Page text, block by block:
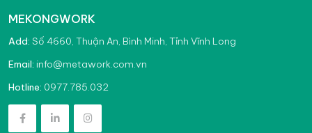
MEKONGWORK
Add: Số 4660, Thuận An, Bình Minh, Tỉnh Vĩnh Long
Email: info@metawork.com.vn
Hotline: 0977.785.032